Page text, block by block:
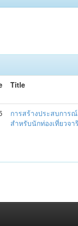
Title
การสร้างประสบการ
สำหรับนักท่องเที่ยวจ